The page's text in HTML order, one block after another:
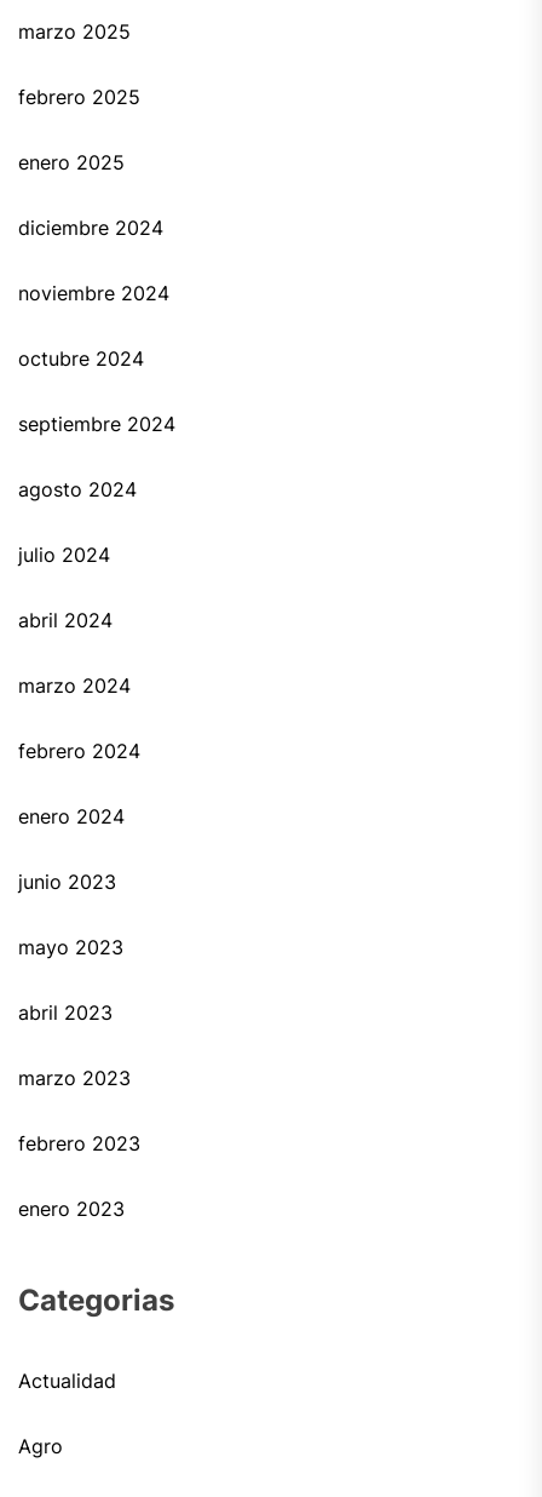
marzo 2025
febrero 2025
enero 2025
diciembre 2024
noviembre 2024
octubre 2024
septiembre 2024
agosto 2024
julio 2024
abril 2024
marzo 2024
febrero 2024
enero 2024
junio 2023
mayo 2023
abril 2023
marzo 2023
febrero 2023
enero 2023
Categorias
Actualidad
Agro